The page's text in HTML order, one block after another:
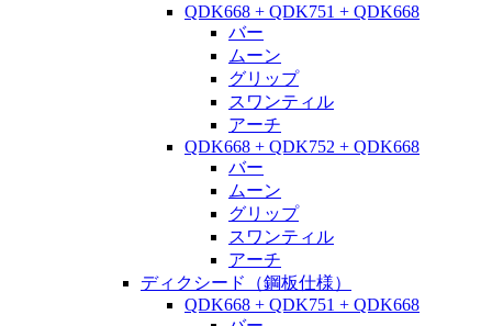
QDK668 + QDK751 + QDK668
バー
ムーン
グリップ
スワンティル
アーチ
QDK668 + QDK752 + QDK668
バー
ムーン
グリップ
スワンティル
アーチ
ディクシード（鋼板仕様）
QDK668 + QDK751 + QDK668